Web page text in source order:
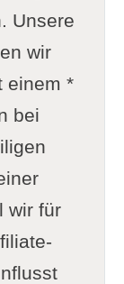
Unsere
wir
einem *
bei
wir für